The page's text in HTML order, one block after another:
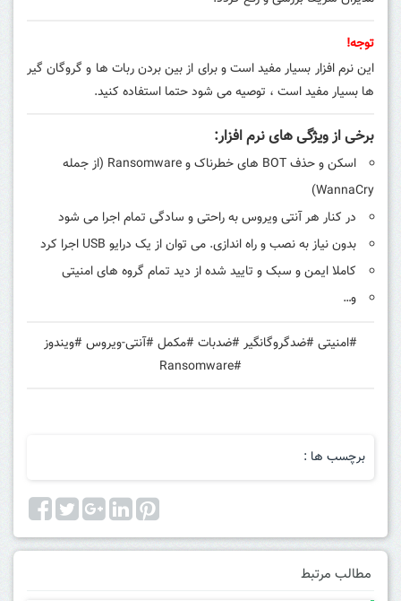
توجه!
این نرم افزار بسیار مفید است و برای از بین بردن ربات ها و گروگان گیر
ها بسیار مفید است ، توصیه می شود حتما استفاده کنید.
برخی از ویژگی های نرم افزار:
اسکن و حذف BOT های خطرناک و Ransomware (از جمله
WannaCry)
در کنار هر آنتی ویروس به راحتی و سادگی تمام اجرا می شود
بدون نیاز به نصب و راه اندازی. می توان از یک درایو USB اجرا کرد
کاملا ایمن و سبک و تایید شده از دید تمام گروه های امنیتی
و…
#امنیتی #ضدگروگانگیر #ضدبات #مکمل #آنتی-ویروس #ویندوز
#Ransomware
برچسب ها :
مطالب مرتبط